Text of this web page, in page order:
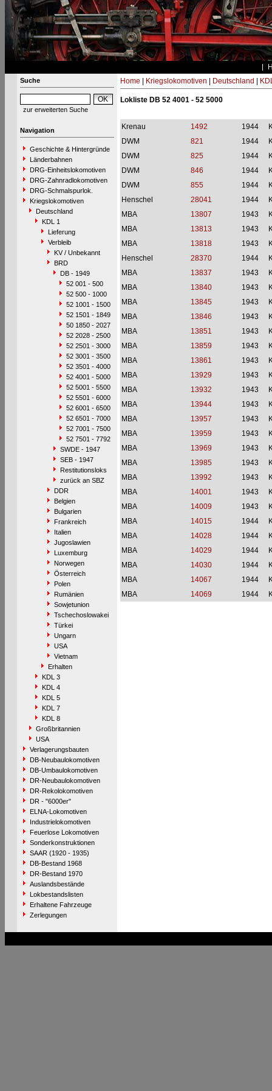
Suche
zur erweiterten Suche
Navigation
Geschichte & Hintergründe
Länderbahnen
DRG-Einheitslokomotiven
DRG-Zahnradlokomotiven
DRG-Schmalspurlok.
Kriegslokomotiven
Deutschland
KDL 1
Lieferung
Verbleib
KV / Unbekannt
BRD
DB - 1949
52 001 - 500
52 500 - 1000
52 1001 - 1500
52 1501 - 1849
50 1850 - 2027
52 2028 - 2500
52 2501 - 3000
52 3001 - 3500
52 3501 - 4000
52 4001 - 5000
52 5001 - 5500
52 5501 - 6000
52 6001 - 6500
52 6501 - 7000
52 7001 - 7500
52 7501 - 7792
SWDE - 1947
SEB - 1947
Restitutionsloks
zurück an SBZ
DDR
Belgien
Bulgarien
Frankreich
Italien
Jugoslawien
Luxemburg
Norwegen
Österreich
Polen
Rumänien
Sowjetunion
Tschechoslowakei
Türkei
Ungarn
USA
Vietnam
Erhalten
KDL 3
KDL 4
KDL 5
KDL 7
KDL 8
Großbritannien
USA
Verlagerungsbauten
DB-Neubaulokomotiven
DB-Umbaulokomotiven
DR-Neubaulokomotiven
DR-Rekolokomotiven
DR - "6000er"
ELNA-Lokomotiven
Industrielokomotiven
Feuerlose Lokomotiven
Sonderkonstruktionen
SAAR (1920 - 1935)
DB-Bestand 1968
DR-Bestand 1970
Auslandsbestände
Lokbestandslisten
Erhaltene Fahrzeuge
Zerlegungen
Home Kriegslokomotiven Deutschland
Lokliste DB 52 4001 - 52 5000
Krenau 1492 1944
DWM
821 1944
DWM
825 1944
DWM
846 1944
DWM
855 1944
Henschel
28041 1944
MBA
13807 1943
MBA
13813 1943
MBA
13818 1943
Henschel
28370 1944
MBA
13837 1943
MBA
13840 1943
MBA
13845 1943
MBA
13846 1943
MBA
13851 1943
MBA
13859 1943
MBA
13861 1943
MBA
13929 1943
MBA
13932 1943
MBA
13944 1943
MBA
13957 1943
MBA
13959 1943
MBA
13969 1943
MBA
13985 1943
MBA
13992 1943
MBA
14001 1943
MBA
14009 1943
MBA
14015 1944
MBA
14028 1944
MBA
14029 1944
MBA
14030 1944
MBA
14067 1944
MBA
14069 1944